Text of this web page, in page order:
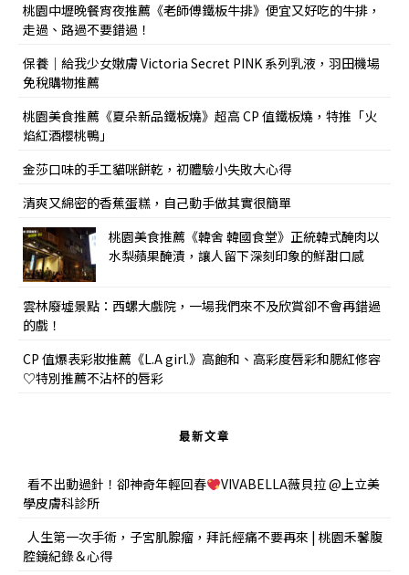
桃園中壢晚餐宵夜推薦《老師傅鐵板牛排》便宜又好吃的牛排，
走過、路過不要錯過！
保養｜給我少女嫩膚 Victoria Secret PINK 系列乳液，羽田機場
免稅購物推薦
桃園美食推薦《夏朵新品鐵板燒》超高 CP 值鐵板燒，特推「火
焰紅酒櫻桃鴨」
金莎口味的手工貓咪餅乾，初體驗小失敗大心得
清爽又綿密的香蕉蛋糕，自己動手做其實很簡單
桃園美食推薦《韓舍 韓國食堂》正統韓式醃肉以
水梨蘋果醃漬，讓人留下深刻印象的鮮甜口感
雲林廢墟景點：西螺大戲院，一場我們來不及欣賞卻不會再錯過
的戲！
CP 值爆表彩妝推薦《L.A girl.》高飽和、高彩度唇彩和腮紅修容
♡特別推薦不沾杯的唇彩
最新文章
看不出動過針！卻神奇年輕回春
VIVABELLA薇貝拉 @上立美
學皮膚科診所
人生第一次手術，子宮肌腺瘤，拜託經痛不要再來 | 桃園禾馨腹
腔鏡紀錄＆心得